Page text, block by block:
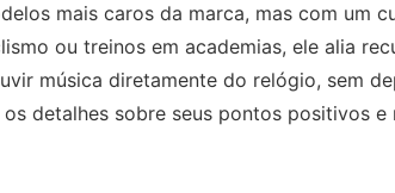
mais caros da marca, mas com um
ou treinos em academias, ele alia
música diretamente do relógio, sem
detalhes sobre seus pontos positivos